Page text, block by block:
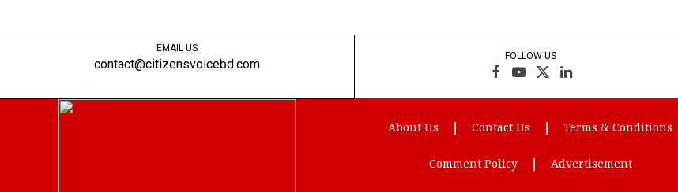
EMAIL US
contact@citizensvoicebd.com
FOLLOW US
Facebook
YouTube
X
(Twitter)
LinkedIn
About Us Contact Us Terms & Conditions
Comment Policy Advertisement